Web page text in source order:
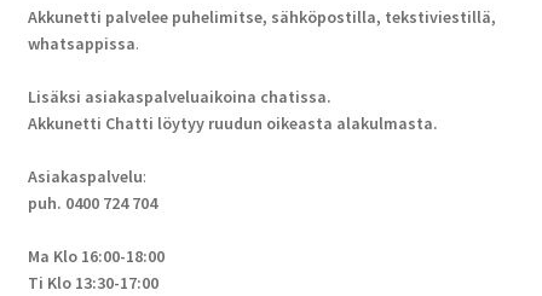
Akkunetti palvelee puhelimitse, sähköpostilla, tekstiviestillä,
whatsappissa.
Lisäksi asiakaspalveluaikoina chatissa.
Akkunetti Chatti löytyy ruudun oikeasta alakulmasta.
Asiakaspalvelu:
puh. 0400 724 704
Ma Klo 16:00-18:00
Ti Klo 13:30-17:00